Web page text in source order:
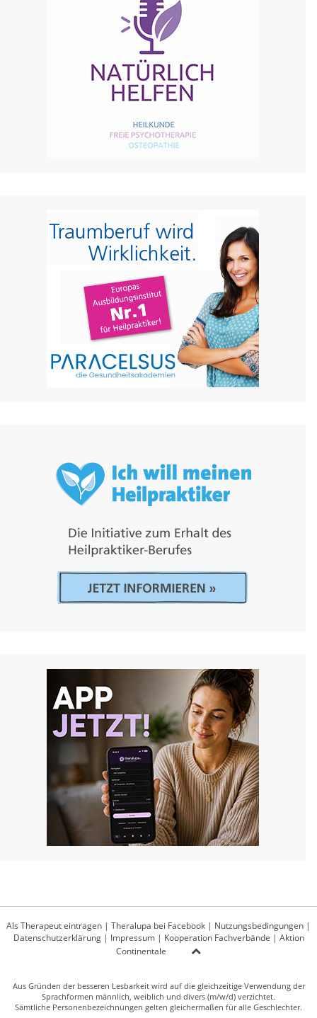
Als Therapeut eintragen | Theralupa bei Facebook | Nutzungsbedingungen |
Datenschutzerklärung| Impressum| Kooperation Fachverbände | Aktion
Continentale
Aus Gründen der besseren Lesbarkeit wird auf die gleichzeitige Verwendung der
Sprachformen männlich, weiblich und divers (m/w/d) verzichtet.
Sämtliche Personenbezeichnungen gelten gleichermaßen für alle Geschlechter.